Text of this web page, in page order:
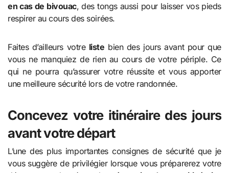
en cas de bivouac, des tongs aussi pour laisser vos pieds
respirer au cours des soirées.
Faites d’ailleurs votre liste bien des jours avant pour que
vous ne manquiez de rien au cours de votre périple. Ce
qui ne pourra qu’assurer votre réussite et vous apporter
une meilleure sécurité lors de votre randonnée.
Concevez votre itinéraire des jours
avant votre départ
L’une des plus importantes consignes de sécurité que je
vous suggère de privilégier lorsque vous préparerez votre